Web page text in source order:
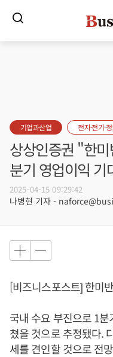
기업과산업 전자·전기·
상상인증권 "한
분기 영업이익
2025-04-15 09:29:42
나병현 기자 -
[비즈니스포스트] 한미
국내 수요 부진으로 1
쳤을 것으로 추정됐다.
세를 견인할 것으로 전